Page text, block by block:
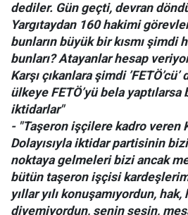
dediler. Gün geçti, devran
Yargıtaydan 160 hakimi
bunların büyük bir kısmı şimdi
bunları? Atayanlar hesap
Karşı çıkanlara şimdi
ülkeye FETÖ’yü bela
iktidarlar"
- "Taşeron işçilere kadro veren
Dolayısıyla iktidar partisinin
noktaya gelmeleri bizi ancak
bütün taşeron işçisi
yıllar yılı konuşamıyordun,
diyemiyordun, senin sesin,